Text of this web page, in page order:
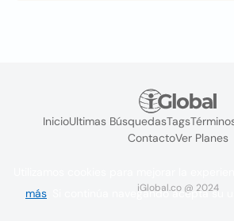
InicioUltimas BúsquedasTags
ContactoVer Planes
iGlobal.co @ 2024
más . Si continúa navegando acepta su